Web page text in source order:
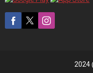
2024